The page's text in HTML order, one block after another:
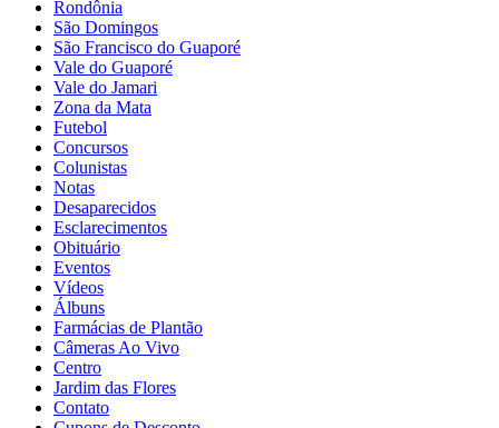
Rondônia
São Domingos
São Francisco do Guaporé
Vale do Guaporé
Vale do Jamari
Zona da Mata
Futebol
Concursos
Colunistas
Notas
Desaparecidos
Esclarecimentos
Obituário
Eventos
Vídeos
Álbuns
Farmácias de Plantão
Câmeras Ao Vivo
Centro
Jardim das Flores
Contato